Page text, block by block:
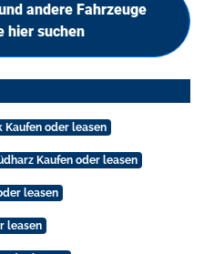
andere Fahrzeuge
hier suchen
Kaufen oder leasen
Kaufen oder leasen
leasen
leasen